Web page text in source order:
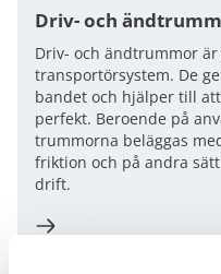
Driv- och
Driv- och ändtrummor
transportörsystem. De
bandet och hjälper till
perfekt. Beroende på
trummorna beläggas
friktion och på andra
drift.